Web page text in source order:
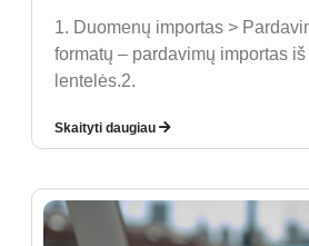
1. Duomenų importas >
formatų – pardavimų importas
lentelės.2.
Skaityti daugiau